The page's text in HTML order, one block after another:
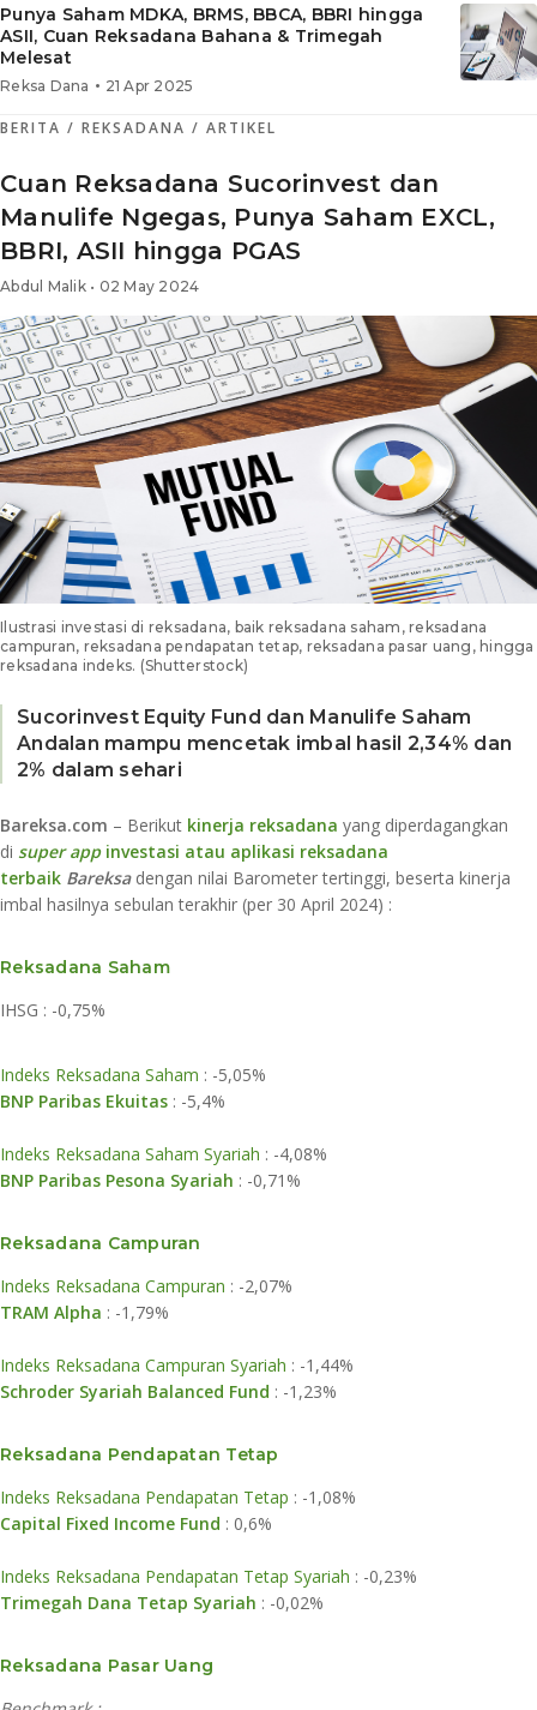
Punya Saham MDKA, BRMS, BBCA, BBRI hingga
ASII, Cuan Reksadana Bahana & Trimegah
Melesat
Reksa Dana • 21 Apr 2025
BERITA / REKSADANA / ARTIKEL
Cuan Reksadana Sucorinvest dan
Manulife Ngegas, Punya Saham EXCL,
BBRI, ASII hingga PGAS
Abdul Malik • 02 May 2024
Ilustrasi investasi di reksadana, baik reksadana saham, reksadana
campuran, reksadana pendapatan tetap, reksadana pasar uang, hingga
reksadana indeks. (Shutterstock)
Sucorinvest Equity Fund dan Manulife Saham
Andalan mampu mencetak imbal hasil 2,34% dan
2% dalam sehari
Bareksa.com – Berikut kinerja reksadana yang diperdagangkan
di super app investasi atau aplikasi reksadana
terbaik Bareksa dengan nilai Barometer tertinggi, beserta kinerja
imbal hasilnya sebulan terakhir (per 30 April 2024) :
Reksadana Saham
IHSG : -0,75%
Indeks Reksadana Saham : -5,05%
BNP Paribas Ekuitas : -5,4%
​Indeks Reksadana Saham Syariah : -4,08%
BNP Paribas Pesona Syariah : -0,71%
Reksadana Campuran
Indeks Reksadana Campuran : -2,07%
TRAM Alpha : -1,79%
Indeks Reksadana Campuran Syariah : -1,44%
Schroder Syariah Balanced Fund : -1,23%
Reksadana Pendapatan Tetap
Indeks Reksadana Pendapatan Tetap : -1,08%
Capital Fixed Income Fund : 0,6%
Indeks Reksadana Pendapatan Tetap Syariah : -0,23%
Trimegah Dana Tetap Syariah : -0,02%
Reksadana Pasar Uang